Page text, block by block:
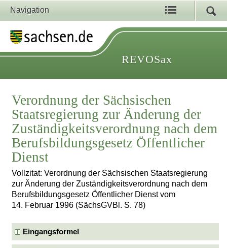
Navigation
REVOSax
Verordnung der Sächsischen
Staatsregierung zur Änderung der
Zuständigkeitsverordnung nach dem
Berufsbildungsgesetz Öffentlicher
Dienst
Vollzitat: Verordnung der Sächsischen Staatsregierung
zur Änderung der Zuständigkeitsverordnung nach dem
Berufsbildungsgesetz Öffentlicher Dienst vom
14. Februar 1996 (SächsGVBl. S. 78)
Eingangsformel